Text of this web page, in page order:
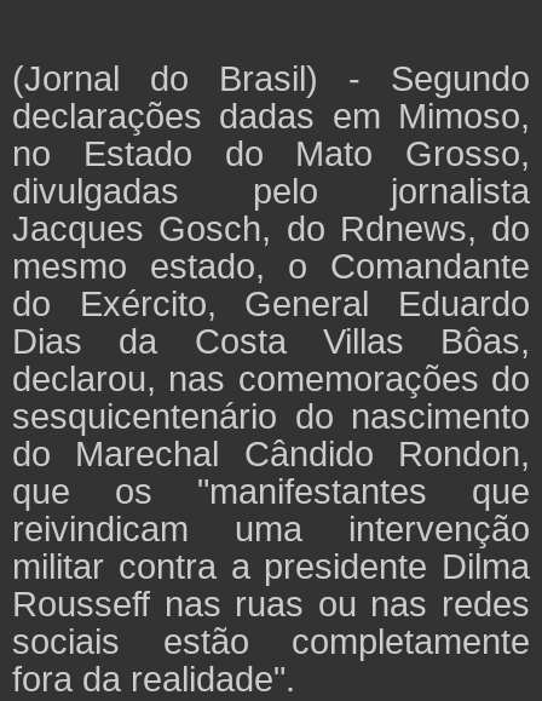
(Jornal do Brasil) - Segundo
declarações dadas em Mimoso,
no Estado do Mato Grosso,
divulgadas pelo jornalista
Jacques Gosch, do Rdnews, do
mesmo estado, o Comandante
do Exército, General Eduardo
Dias da Costa Villas Bôas,
declarou, nas comemorações do
sesquicentenário do nascimento
do Marechal Cândido Rondon,
que os "manifestantes que
reivindicam uma intervenção
militar contra a presidente Dilma
Rousseff nas ruas ou nas redes
sociais estão completamente
fora da realidade".